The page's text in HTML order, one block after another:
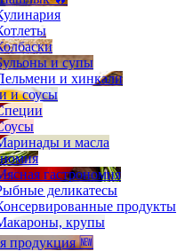
и супы
и хинкали
и соусы
и масла
гастрономия
деликатесы
продукты
крупы
продукция 🆕